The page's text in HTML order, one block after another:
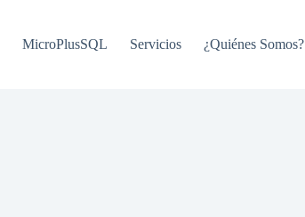
MicroPlusSQL Servicios ¿Quiénes Somos?